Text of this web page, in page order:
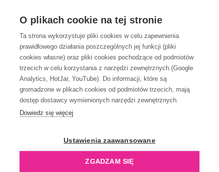
O plikach cookie na tej stronie
Ta strona wykorzystuje pliki cookies w celu zapewnienia
prawidłowego działania poszczególnych jej funkcji (pliki
cookies własne) oraz pliki cookies pochodzące od podmiotów
trzecich w celu korzystania z narzędzi zewnętrznych (Google
Analytics, HotJar, YouTube). Do informacji, które są
gromadzone w plikach cookies od podmiotów trzecich, mają
dostęp dostawcy wymienionych narzędzi zewnętrznych.
Dowiedz się więcej
Ustawienia zaawansowane
ZGADZAM SIĘ
OBSŁUGA KLIENTA
KONTAKT
OpenGift jest częścią ReflectGroup.